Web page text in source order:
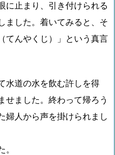
に止まり、引き付けられる
ました。着いてみると、そ
てんやくじ）」という真言
水道の水を飲む許しを得
せました。終わって帰ろう
婦人から声を掛けられまし